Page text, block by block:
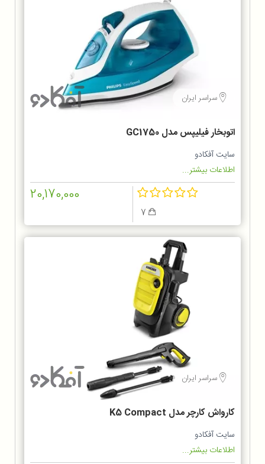
سراسر ایران
اتوبخار فیلیپس مدل GC1750
سایت آفکادو
اطلاعات بیشتر...
20,170,000
سراسر ایران
کارواش کارچر مدل K5 Compact
سایت آفکادو
اطلاعات بیشتر...